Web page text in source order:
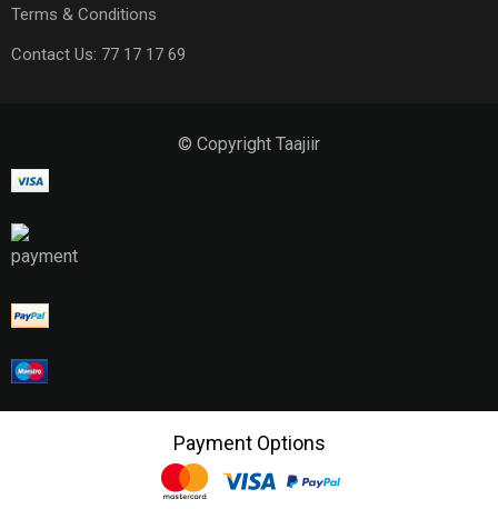
Terms & Conditions
Contact Us: 77 17 17 69
© Copyright Taajiir
Payment Options